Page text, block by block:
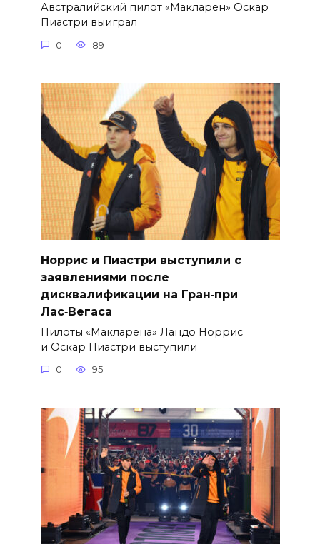
Австралийский пилот «Макларен» Оскар
Пиастри выиграл
0 89
Норрис и Пиастри выступили с
заявлениями после
дисквалификации на Гран‑при
Лас‑Вегаса
Пилоты «Макларена» Ландо Норрис
и Оскар Пиастри выступили
0 95